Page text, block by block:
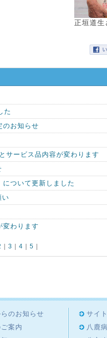
正垣道
た
のお知らせ
サービス品内容が変わります
ついて更新しました
い
変わります
3 4 5
のお知らせ
案内
サイ
八鹿